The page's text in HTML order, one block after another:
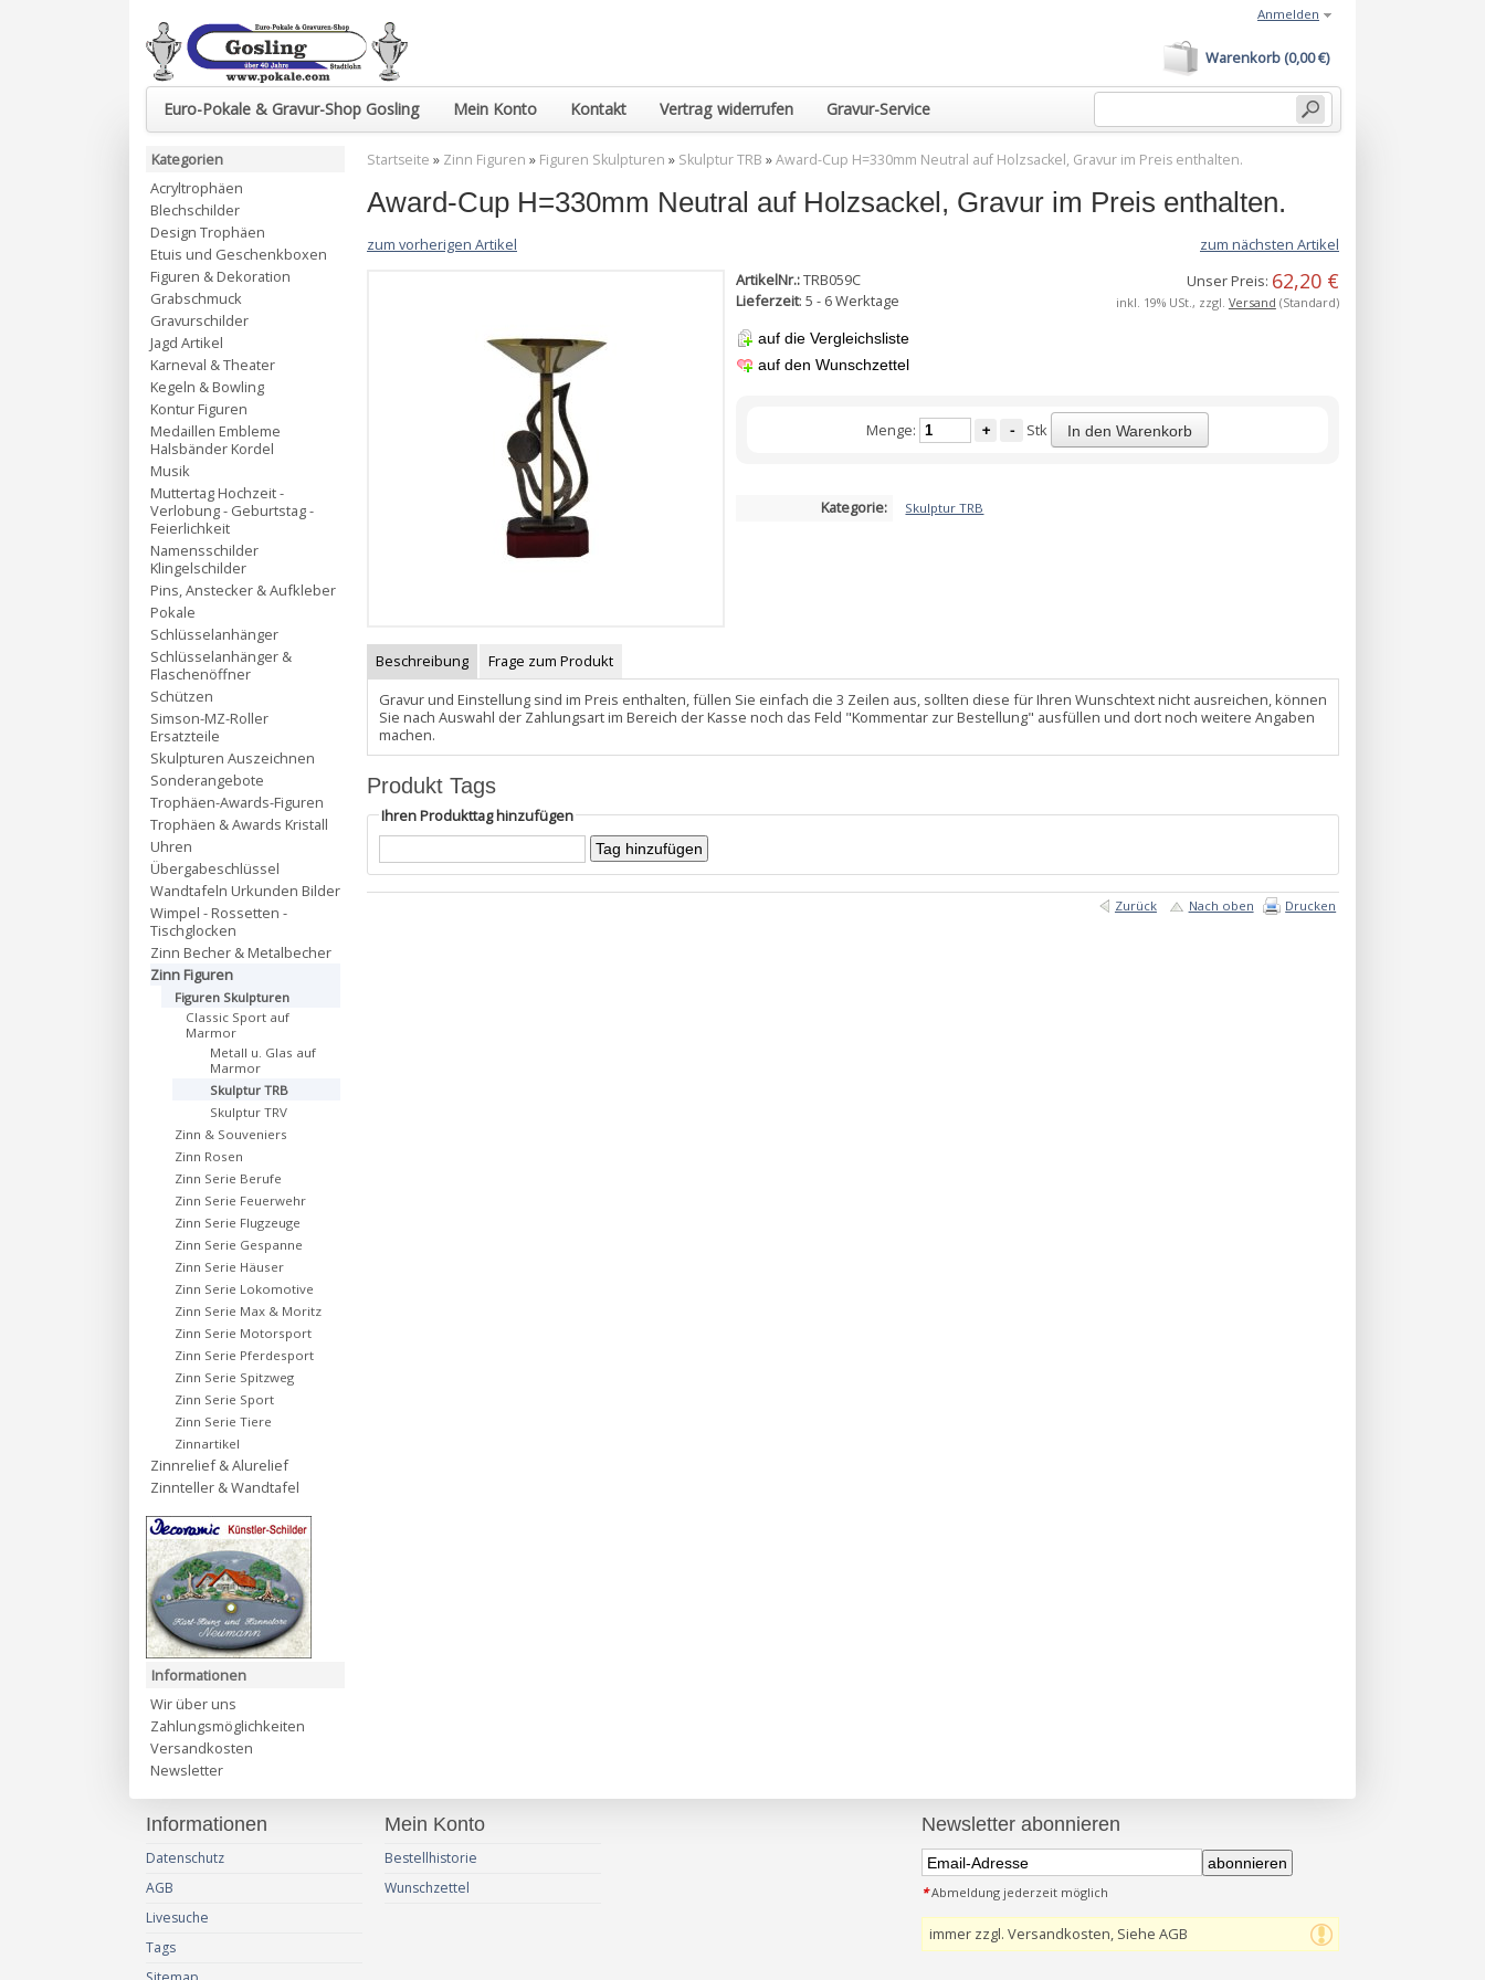
Euro-Pokale & Gravur-Shop Gosling Mein Konto Kontakt Vertrag widerrufen Gravur-Service
Warenkorb (0,00 €)
Anmelden
Startseite » Zinn Figuren » Figuren Skulpturen » Skulptur TRB »Award-Cup H=330mm Neutral auf Holzsackel, Gravur im Preis enthalten.
Award-Cup H=330mm Neutral auf Holzsackel, Gravur im Preis enthalten.
zum vorherigen Artikel
zum nächsten Artikel
ArtikelNr.:TRB059C
Lieferzeit: 5 - 6 Werktage
auf die Vergleichsliste
auf den Wunschzettel
Unser Preis: 62,20 €
inkl. 19% USt., zzgl. Versand (Standard)
Menge: + - Stk In den Warenkorb
Kategorie: Skulptur TRB
Beschreibung
Frage zum Produkt
Gravur und Einstellung sind im Preis enthalten, füllen Sie einfach die 3 Zeilen aus, sollten diese für Ihren Wunschtext nicht ausreichen, können
Sie nach Auswahl der Zahlungsart im Bereich der Kasse noch das Feld "Kommentar zur Bestellung" ausfüllen und dort noch weitere Angaben
machen.
Produkt Tags
Ihren Produkttag hinzufügen
Zurück Nach oben Drucken
Kategorien
Acryltrophäen
Blechschilder
Design Trophäen
Etuis und Geschenkboxen
Figuren & Dekoration
Grabschmuck
Gravurschilder
Jagd Artikel
Karneval & Theater
Kegeln & Bowling
Kontur Figuren
Medaillen Embleme
Halsbänder Kordel
Musik
Muttertag Hochzeit -
Verlobung - Geburtstag -
Feierlichkeit
Namensschilder
Klingelschilder
Pins, Anstecker & Aufkleber
Pokale
Schlüsselanhänger
Schlüsselanhänger &
Flaschenöffner
Schützen
Simson-MZ-Roller
Ersatzteile
Skulpturen Auszeichnen
Sonderangebote
Trophäen-Awards-Figuren
Trophäen & Awards Kristall
Uhren
Übergabeschlüssel
Wandtafeln Urkunden Bilder
Wimpel - Rossetten -
Tischglocken
Zinn Becher & Metalbecher
Zinn Figuren
Figuren Skulpturen
Classic Sport auf
Marmor
Metall u. Glas auf
Marmor
Skulptur TRB
Skulptur TRV
Zinn & Souveniers
Zinn Rosen
Zinn Serie Berufe
Zinn Serie Feuerwehr
Zinn Serie Flugzeuge
Zinn Serie Gespanne
Zinn Serie Häuser
Zinn Serie Lokomotive
Zinn Serie Max & Moritz
Zinn Serie Motorsport
Zinn Serie Pferdesport
Zinn Serie Spitzweg
Zinn Serie Sport
Zinn Serie Tiere
Zinnartikel
Zinnrelief & Alurelief
Zinnteller & Wandtafel
Informationen
Wir über uns
Zahlungsmöglichkeiten
Versandkosten
Newsletter
Informationen
Datenschutz
AGB
Livesuche
Tags
Mein Konto
Bestellhistorie
Wunschzettel
Newsletter abonnieren
abonnieren
*Abmeldung jederzeit möglich
immer zzgl. Versandkosten, Siehe AGB